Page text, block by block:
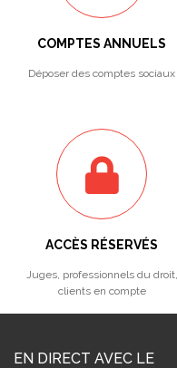
COMPTES ANNUELS
Déposer des comptes sociaux
ACCÈS RÉSERVÉS
Juges, professionnels du droit,
clients en compte
EN DIRECT AVEC LE